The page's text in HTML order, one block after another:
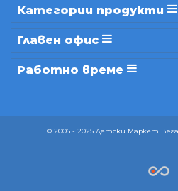
Категории продукти
Главен офис
Работно време
© 2006 - 2025 Детски Маркет